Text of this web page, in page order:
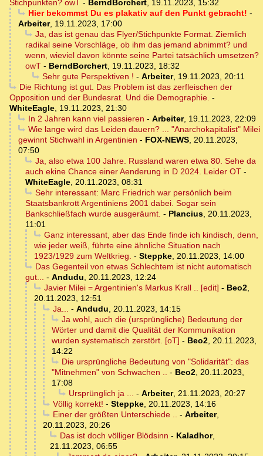
Stichpunkten? owT - BerndBorchert, 19.11.2023, 15:32
Hier bekommst Du es plakativ auf den Punkt gebracht! -
Arbeiter, 19.11.2023, 17:00
Ja, das ist genau das Flyer/Stichpunkte Format. Ziemlich
radikal seine Vorschläge, ob ihm das jemand abnimmt? und
wenn, wieviel davon könnte seine Partei tatsächlich umsetzen?
owT - BerndBorchert, 19.11.2023, 18:32
Sehr gute Perspektiven ! - Arbeiter, 19.11.2023, 20:11
Die Richtung ist gut. Das Problem ist das zerfleischen der
Opposition und der Bundesrat. Und die Demographie. -
WhiteEagle, 19.11.2023, 21:30
In 2 Jahren kann viel passieren - Arbeiter, 19.11.2023, 22:09
Wie lange wird das Leiden dauern? ... "Anarchokapitalist" Milei
gewinnt Stichwahl in Argentinien - FOX-NEWS, 20.11.2023,
07:50
Ja, also etwa 100 Jahre. Russland waren etwa 80. Sehe da
auch ekine Chance einer Aenderung in D 2024. Leider OT -
WhiteEagle, 20.11.2023, 08:31
Sehr interessant: Marc Friedrich war persönlich beim
Staatsbankrott Argentiniens 2001 dabei. Sogar sein
Bankschließfach wurde ausgeräumt. - Plancius, 20.11.2023,
11:01
Ganz interessant, aber das Ende finde ich kindisch, denn,
wie jeder weiß, führte eine ähnliche Situation nach
1923/1929 zum Weltkrieg. - Steppke, 20.11.2023, 14:00
Das Gegenteil von etwas Schlechtem ist nicht automatisch
gut... - Andudu, 20.11.2023, 12:24
Javier Milei = Argentinien's Markus Krall .. [edit] - Beo2,
20.11.2023, 12:51
Ja... - Andudu, 20.11.2023, 14:15
Ja wohl, auch die (ursprüngliche) Bedeutung der
Wörter und damit die Qualität der Kommunikation
wurden systematisch zerstört. [oT] - Beo2, 20.11.2023,
14:22
Die ursprüngliche Bedeutung von "Solidarität": das
"Mitnehmen" von Schwachen .. - Beo2, 20.11.2023,
17:08
Ursprünglich ja ... - Arbeiter, 21.11.2023, 20:27
Völlig korrekt! - Steppke, 20.11.2023, 14:16
Einer der größten Unterschiede .. - Arbeiter,
20.11.2023, 20:26
Das ist doch völliger Blödsinn - Kaladhor,
21.11.2023, 06:55